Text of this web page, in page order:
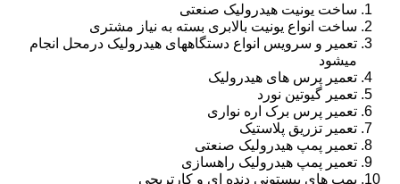
ساخت یونیت هیدرولیک صنعتی
ساخت انواع یونیت بالابری بسته به نیاز مشتری
تعمیر و سرویس انواع دستگاههای هیدرولیک درمحل انجام
میشود
تعمیر پرس های هیدرولیک
تعمیر گیوتین نورد
تعمیر پرس برک اره نواری
تعمیر تزریق پلاستیک
تعمیر پمپ هیدرولیک صنعتی
تعمیر پمپ هیدرولیک راهسازی
پمپ های پیستونی دنده ای و کارتریجی